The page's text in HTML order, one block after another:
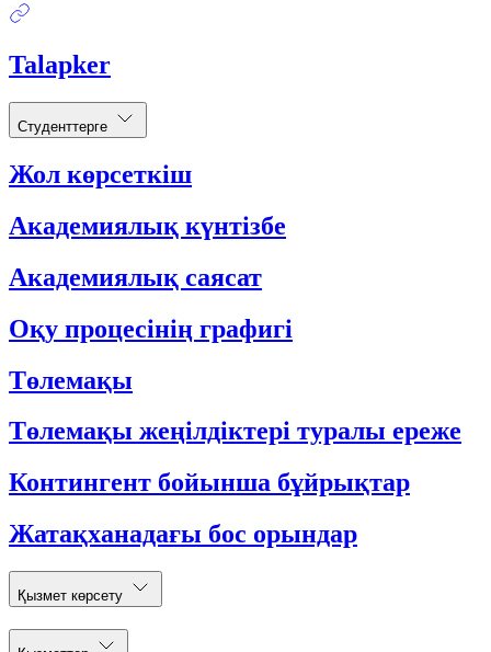
Talapker
Студенттерге
Жол көрсеткіш
Академиялық күнтізбе
Академиялық саясат
Оқу процесінің графигі
Төлемақы
Төлемақы жеңілдіктері туралы ереже
Контингент бойынша бұйрықтар
Жатақханадағы бос орындар
Қызмет көрсету